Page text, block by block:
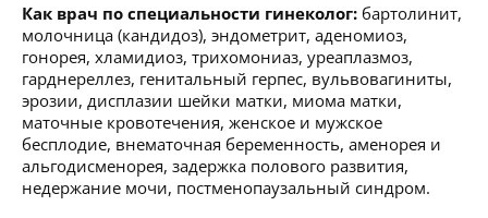
Как врач по специальности гинеколог: бартолинит,
молочница (кандидоз), эндометрит, аденомиоз,
гонорея, хламидиоз, трихомониаз, уреаплазмоз,
гарднереллез, генитальный герпес, вульвовагиниты,
эрозии, дисплазии шейки матки, миома матки,
маточные кровотечения, женское и мужское
бесплодие, внематочная беременность, аменорея и
альгодисменорея, задержка полового развития,
недержание мочи, постменопаузальный синдром.